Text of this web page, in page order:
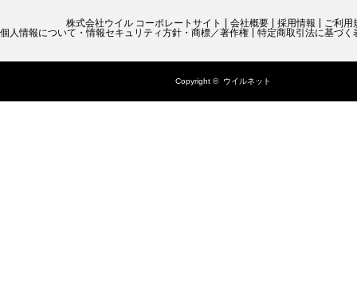
株式会社ウイル コーポレートサイト 会社概要 採用情報
ご利用
個人情報について・情報セキュリティ方針・商標／著作権
特定商取引法に基づく
Copyright © ウイルネット